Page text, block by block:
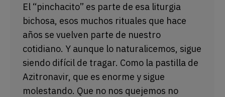
El “pinchacito” es parte de esa liturgia
bichosa, esos muchos rituales que hace
años se vuelven parte de nuestro
cotidiano. Y aunque lo naturalicemos, sigue
siendo difícil de tragar. Como la pastilla de
Azitronavir, que es enorme y sigue
molestando. Que no nos quejemos no